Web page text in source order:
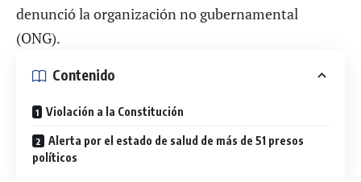
denunció la organización no gubernamental
(ONG).
Contenido
Violación a la Constitución
Alerta por el estado de salud de más de 51 presos
políticos